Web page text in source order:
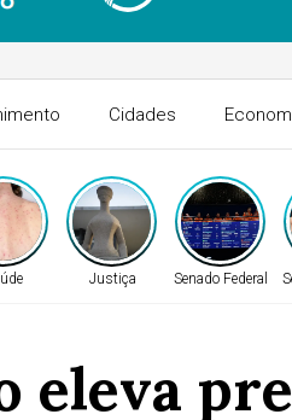
Cidades
Justiça Senado Federal
eleva